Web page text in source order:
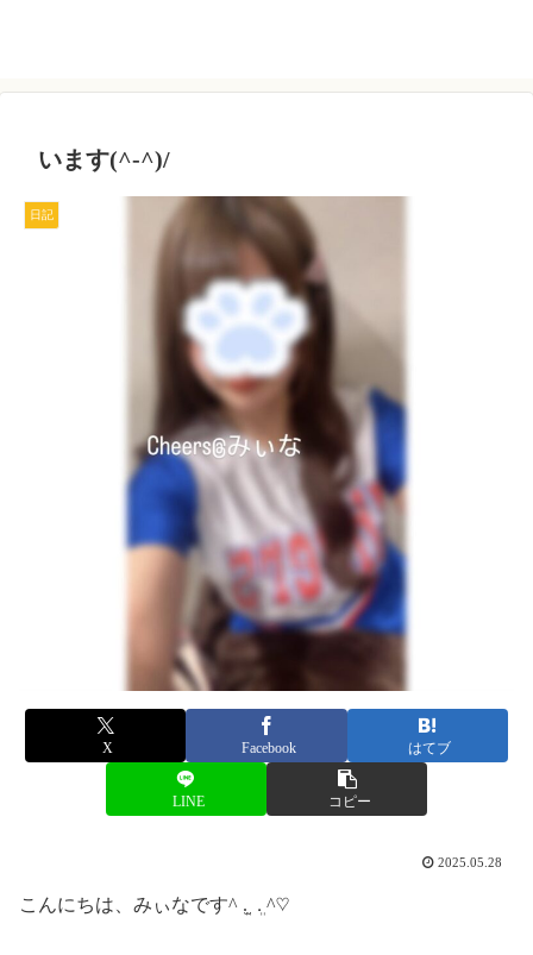
います(^-^)/
日記
X Facebook はてブ
LINE コピー
2025.05.28
こんにちは、みぃなです^ ܸ. ̫ .ܸ ^♡